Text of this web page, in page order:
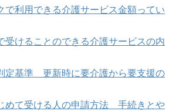
で利用できる介護サービス金額ってい
受けることのできる介護サービスの内
定基準 更新時に要介護から要支援の
めて受ける人の申請方法 手続きとや